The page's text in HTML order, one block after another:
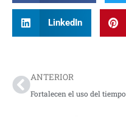
LinkedIn
ANTERIOR